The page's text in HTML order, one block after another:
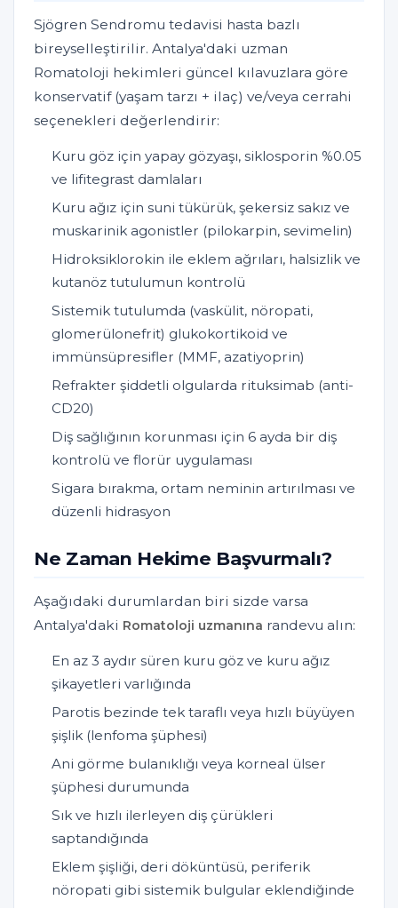
Sjögren Sendromu tedavisi hasta bazlı
bireyselleştirilir. Antalya'daki uzman
Romatoloji hekimleri güncel kılavuzlara göre
konservatif (yaşam tarzı + ilaç) ve/veya cerrahi
seçenekleri değerlendirir:
Kuru göz için yapay gözyaşı, siklosporin %0.05
ve lifitegrast damlaları
Kuru ağız için suni tükürük, şekersiz sakız ve
muskarinik agonistler (pilokarpin, sevimelin)
Hidroksiklorokin ile eklem ağrıları, halsizlik ve
kutanöz tutulumun kontrolü
Sistemik tutulumda (vaskülit, nöropati,
glomerülonefrit) glukokortikoid ve
immünsüpresifler (MMF, azatiyoprin)
Refrakter şiddetli olgularda rituksimab (anti-
CD20)
Diş sağlığının korunması için 6 ayda bir diş
kontrolü ve florür uygulaması
Sigara bırakma, ortam neminin artırılması ve
düzenli hidrasyon
Ne Zaman Hekime Başvurmalı?
Aşağıdaki durumlardan biri sizde varsa
Antalya'daki Romatoloji uzmanına randevu alın:
En az 3 aydır süren kuru göz ve kuru ağız
şikayetleri varlığında
Parotis bezinde tek taraflı veya hızlı büyüyen
şişlik (lenfoma şüphesi)
Ani görme bulanıklığı veya korneal ülser
şüphesi durumunda
Sık ve hızlı ilerleyen diş çürükleri
saptandığında
Eklem şişliği, deri döküntüsü, periferik
nöropati gibi sistemik bulgular eklendiğinde